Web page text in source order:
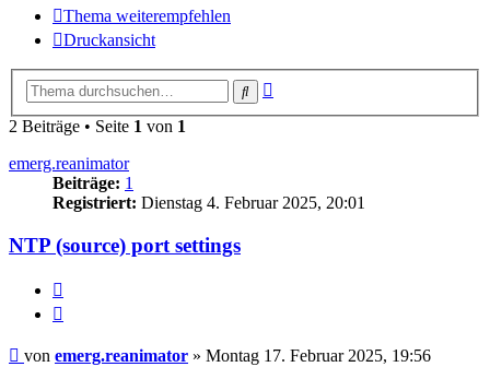
Thema weiterempfehlen
Druckansicht
Suche
2 Beiträge • Seite 1 von 1
emerg.reanimator
Beiträge: 1
Registriert: Dienstag 4. Februar 2025, 20:01
NTP (source) port settings
Beitrag
von emerg.reanimator » Montag 17. Februar 2025, 19:56